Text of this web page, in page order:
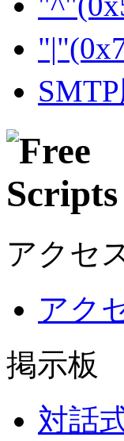
アクセ
アク
掲示板
対話